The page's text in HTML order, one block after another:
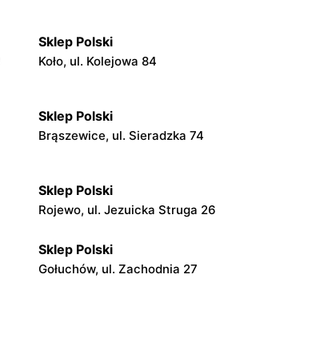
Sklep Polski
Koło, ul. Kolejowa 84
Sklep Polski
Brąszewice, ul. Sieradzka 74
Sklep Polski
Rojewo, ul. Jezuicka Struga 26
Sklep Polski
Gołuchów, ul. Zachodnia 27